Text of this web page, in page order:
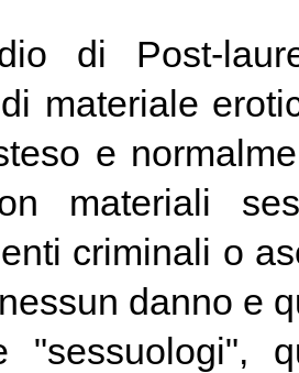
di Post-
materiale
e
materiali
criminali o
danno e
"sessuologi",